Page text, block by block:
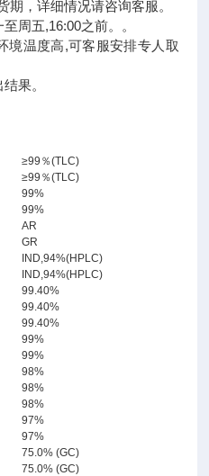
期，详细情况请咨询客服。
周五,16:00之前。。
境温度高,可客服安排专人取
果。
≥99％(TLC)
≥99％(TLC)
99%
99%
AR
GR
IND,94%(HPLC)
IND,94%(HPLC)
99.40%
99.40%
99.40%
99%
99%
98%
98%
98%
97%
97%
75.0% (GC)
75.0% (GC)